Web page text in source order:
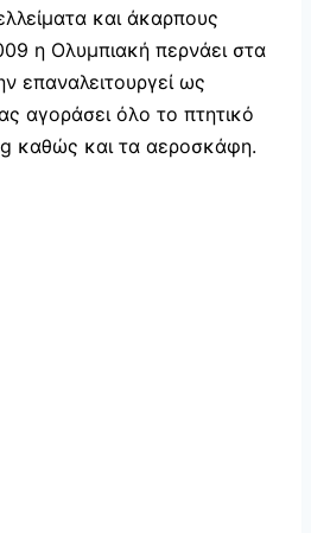
και άκαρπους
η Ολυμπιακή περνάει στα
επαναλειτουργεί ως
αγοράσει όλο το πτητικό
καθώς και τα αεροσκάφη.